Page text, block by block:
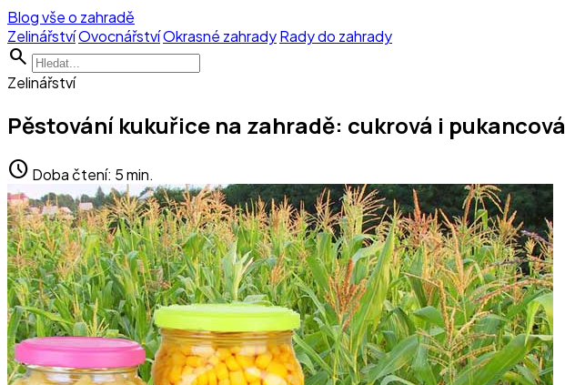
Blog vše o zahradě
ZelinářstvíOvocnářstvíOkrasné zahradyRady do zahrady
search
Zelinářství
Pěstování kukuřice na zahradě: cukrová i pukancová
schedule Doba čtení: 5 min.